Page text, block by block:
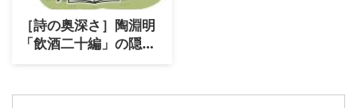
［詩の奥深さ］陶淵明
「飲酒二十編」の隠さ
れた魅力